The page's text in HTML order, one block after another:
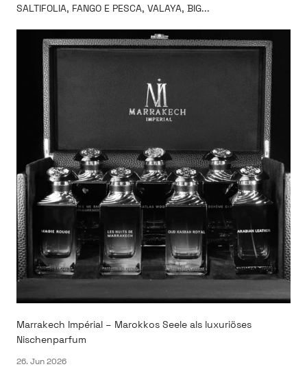
SALTIFOLIA, FANGO E PESCA, VALAYA, BIG...
Marrakech Impérial – Marokkos Seele als luxuriöses
Nischenparfum
26. Jun 2026